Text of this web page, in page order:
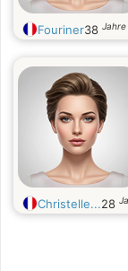
Fouriner38
Christelle...28